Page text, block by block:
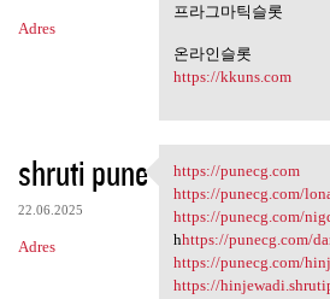
Adres
프라그마틱슬롯
온라인슬롯
https://kkuns.com
shruti pune
22.06.2025
Adres
https://
https://punecg.com
https://punecg.com/
https://punecg.com/
hhttps://punecg.com/
https://punecg.com/
https://